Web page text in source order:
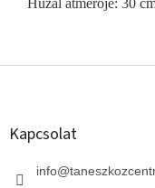
Huzal átmérője: 30
L
Kapcsolat
info@